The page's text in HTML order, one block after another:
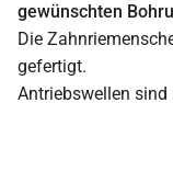
gewünschten
Die
gefertigt.
Antriebswellen